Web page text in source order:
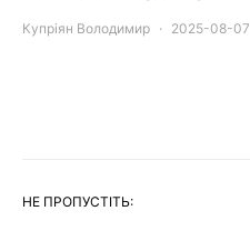
Купріян Володимир 2025-08-07
НЕ ПРОПУСТІТЬ: